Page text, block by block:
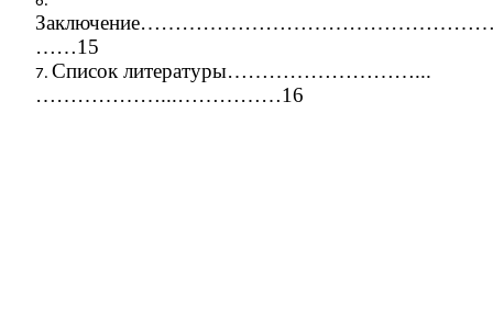
……15
Список литературы………………………...
………………...……………16